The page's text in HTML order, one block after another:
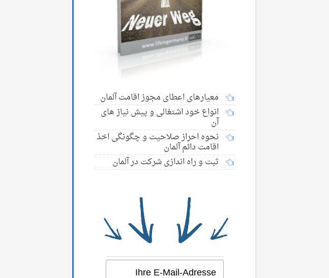
معیارهای اعطای مجوز اقامت آلمان
انواع خود اشتغالی و پیش نیاز های
آن
نحوه احراز صلاحیت و چگونگی اخذ
اقامت دائم آلمان
ثبت و راه اندازی شرکت در آلمان